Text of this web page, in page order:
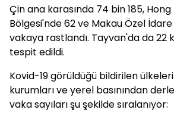
Çin ana karasında 74 bin 185,
Bölgesi'nde 62 ve Makau Özel
vakaya rastlandı. Tayvan'da da 22
tespit edildi.
Kovid-19 görüldüğü bildirilen
kurumları ve yerel basınından
vaka sayıları şu şekilde sıralanıyor: